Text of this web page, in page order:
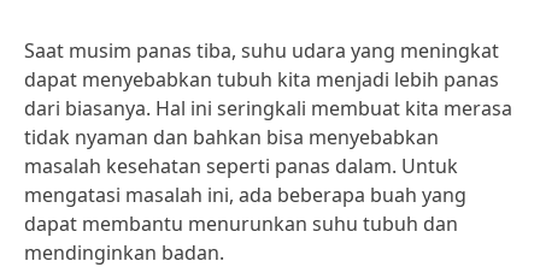
Saat musim panas tiba, suhu udara yang meningkat
dapat menyebabkan tubuh kita menjadi lebih panas
dari biasanya. Hal ini seringkali membuat kita merasa
tidak nyaman dan bahkan bisa menyebabkan
masalah kesehatan seperti panas dalam. Untuk
mengatasi masalah ini, ada beberapa buah yang
dapat membantu menurunkan suhu tubuh dan
mendinginkan badan.